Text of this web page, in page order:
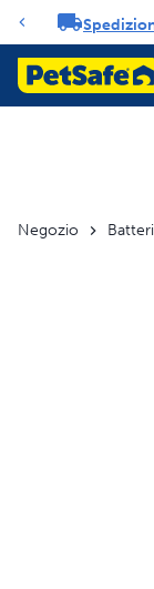
Carosello di
Negozio